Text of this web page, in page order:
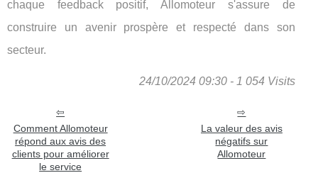
chaque feedback positif, Allomoteur s'assure de
construire un avenir prospère et respecté dans son
secteur.
24/10/2024 09:30 - 1 054 Visits
Comment Allomoteur
répond aux avis des
clients pour améliorer
le service
La valeur des avis
négatifs sur
Allomoteur